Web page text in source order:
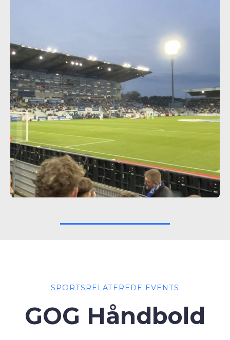
SPORTSRELATEREDE EVENTS
GOG Håndbold